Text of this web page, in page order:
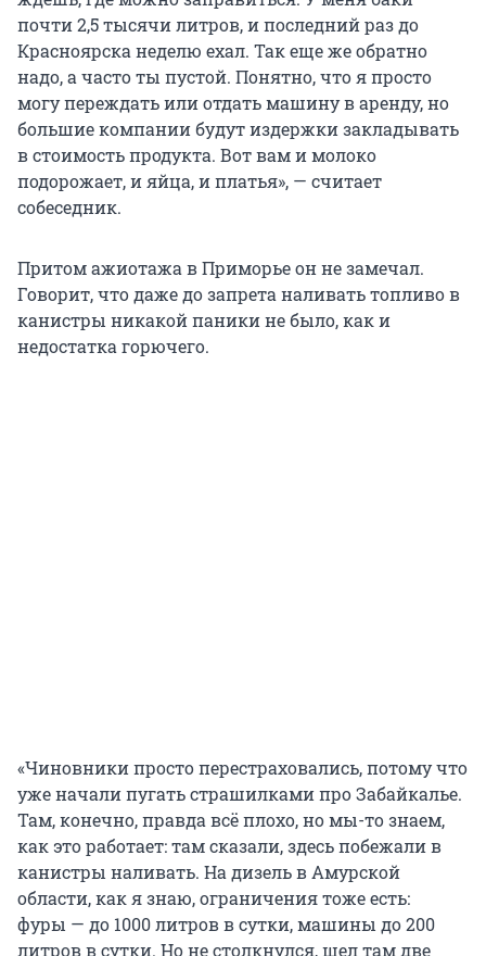
почти 2,5 тысячи литров, и последний раз до
Красноярска неделю ехал. Так еще же обратно
надо, а часто ты пустой. Понятно, что я просто
могу переждать или отдать машину в аренду, но
большие компании будут издержки закладывать
в стоимость продукта. Вот вам и молоко
подорожает, и яйца, и платья», — считает
собеседник.
Притом ажиотажа в Приморье он не замечал.
Говорит, что даже до запрета наливать топливо в
канистры никакой паники не было, как и
недостатка горючего.
«Чиновники просто перестраховались, потому что
уже начали пугать страшилками про Забайкалье.
Там, конечно, правда всё плохо, но мы-то знаем,
как это работает: там сказали, здесь побежали в
канистры наливать. На дизель в Амурской
области, как я знаю, ограничения тоже есть:
фуры — до 1000 литров в сутки, машины до 200
литров в сутки. Но не столкнулся, шел там две